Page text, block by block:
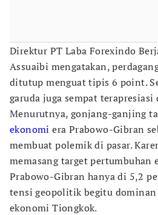
Direktur PT Laba Forexindo
Assuaibi mengatakan,
ditutup menguat tipis 6 point.
garuda juga sempat
Menurutnya, gonjang-ganjing
ekonomi era Prabowo-Gibran
membuat polemik di pasar.
memasang target pertumbuhan
Prabowo-Gibran hanya di 5,2
tensi geopolitik begitu
ekonomi Tiongkok.